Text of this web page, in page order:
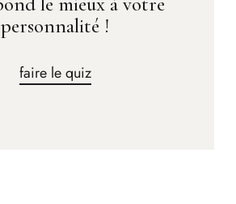
personnalité !
faire le quiz